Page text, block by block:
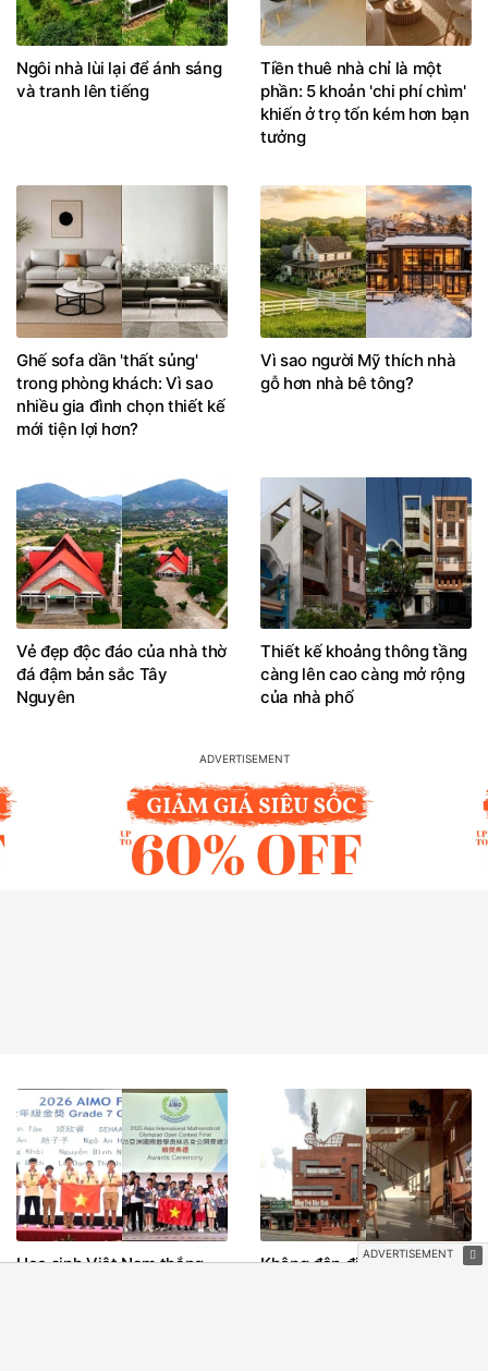
Ngôi nhà lùi lại để ánh sáng
và tranh lên tiếng
Tiền thuê nhà chỉ là một
phần: 5 khoản 'chi phí chìm'
khiến ở trọ tốn kém hơn bạn
tưởng
Ghế sofa dần 'thất sủng'
trong phòng khách: Vì sao
nhiều gia đình chọn thiết kế
mới tiện lợi hơn?
Vì sao người Mỹ thích nhà
gỗ hơn nhà bê tông?
Vẻ đẹp độc đáo của nhà thờ
đá đậm bản sắc Tây
Nguyên
Thiết kế khoảng thông tầng
càng lên cao càng mở rộng
của nhà phố
Học sinh Việt Nam thắng
Không đập đi xây lại: quán